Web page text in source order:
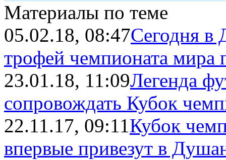
Материалы по теме
05.02.18, 08:47Сегодня в
трофей чемпионата мира
23.01.18, 11:09Легенда
сопровождать Кубок
22.11.17, 09:11Кубок
впервые привезут в